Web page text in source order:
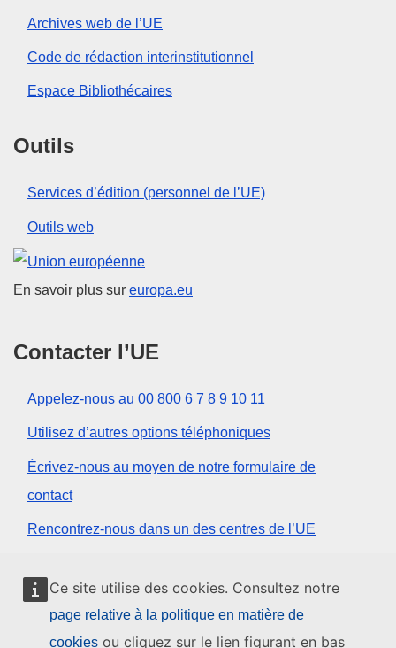
Ce site utilise des cookies. Consultez notre
page relative à la politique en matière de
cookies ou cliquez sur le lien figurant en bas
Archives web de l’UE
Code de rédaction interinstitutionnel
Espace Bibliothécaires
Outils
Services d’édition (personnel de l’UE)
Outils web
Union européenne
En savoir plus sur europa.eu
Contacter l’UE
Appelez-nous au 00 800 6 7 8 9 10 11
Utilisez d’autres options téléphoniques
Écrivez-nous au moyen de notre formulaire de
contact
Rencontrez-nous dans un des centres de l’UE
Réseaux sociaux